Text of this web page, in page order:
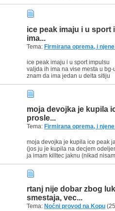
ice peak imaju i u sport
ima...
Tema: Firmirana oprema, i
ice peak imaju i u sport impulsu
valjda ih ima na vise mesta u bg-
znam da ima jedan u delta sitiju
moja devojka je kupila
prosle...
Tema: Firmirana oprema, i
moja devojka je kupila ice peak
(jos ju je kupila na decjem odeljenju, za
ja imam killtec jaknu (nikad nisam cuo za
rtanj nije dobar zbog
smestaja, vec...
Tema: Noćni provod na Kopu (25